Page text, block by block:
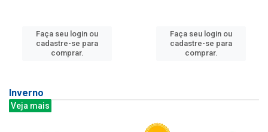
Faça seu login ou
cadastre-se para
comprar.
Faça seu login ou
cadastre-se para
comprar.
Inverno
Veja mais